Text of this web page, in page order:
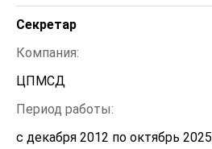
Секретар
Компания:
ЦПМСД
Период работы:
с декабря 2012 по октябрь 2025